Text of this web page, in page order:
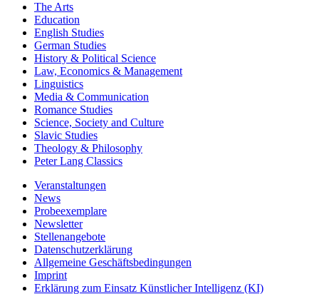
The Arts
Education
English Studies
German Studies
History & Political Science
Law, Economics & Management
Linguistics
Media & Communication
Romance Studies
Science, Society and Culture
Slavic Studies
Theology & Philosophy
Peter Lang Classics
Veranstaltungen
News
Probeexemplare
Newsletter
Stellenangebote
Datenschutzerklärung
Allgemeine Geschäftsbedingungen
Imprint
Erklärung zum Einsatz Künstlicher Intelligenz (KI)